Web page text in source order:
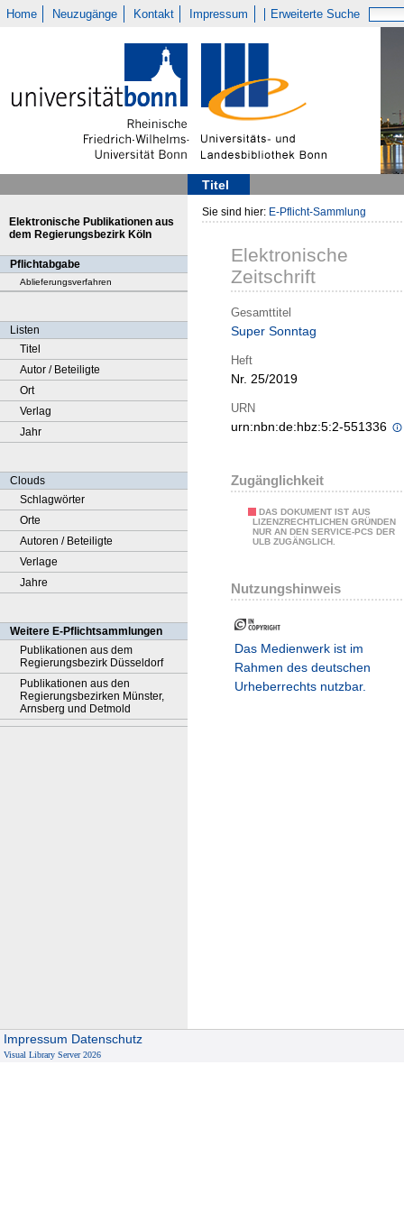
Home Neuzugänge Kontakt Impressum Erweiterte Suche
Titel
Elektronische Publikationen aus
dem Regierungsbezirk Köln
Pflichtabgabe
Ablieferungsverfahren
Listen
Titel
Autor / Beteiligte
Ort
Verlag
Jahr
Clouds
Schlagwörter
Orte
Autoren / Beteiligte
Verlage
Jahre
Weitere E-Pflichtsammlungen
Publikationen aus dem
Regierungsbezirk Düsseldorf
Publikationen aus den
Regierungsbezirken Münster,
Arnsberg und Detmold
Sie sind hier: E-Pflicht-Sammlung
Elektronische
Zeitschrift
Gesamttitel
Super Sonntag
Heft
Nr. 25/2019
URN
urn:nbn:de:hbz:5:2-551336
Zugänglichkeit
DAS DOKUMENT IST AUS
LIZENZRECHTLICHEN GRÜNDEN
NUR AN DEN SERVICE-PCS DER
ULB ZUGÄNGLICH.
Nutzungshinweis
Das Medienwerk ist im
Rahmen des deutschen
Urheberrechts nutzbar.
Impressum Datenschutz
Visual Library Server 2026